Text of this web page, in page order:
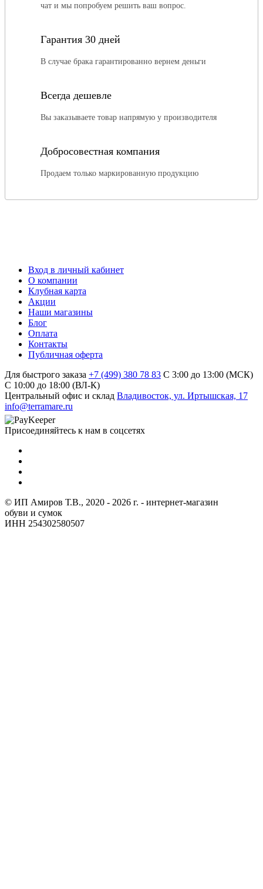
чат и мы попробуем решить ваш вопрос.
Гарантия 30 дней
В случае брака гарантированно вернем деньги
Всегда дешевле
Вы заказываете товар напрямую у производителя
Добросовестная компания
Продаем только маркированную продукцию
Вход в личный кабинет
О компании
Клубная карта
Акции
Наши магазины
Блог
Оплата
Контакты
Публичная оферта
Для быстрого заказа +7 (499) 380 78 83 С 3:00 до 13:00 (МСК)
C 10:00 до 18:00 (ВЛ-К)
Центральный офис и склад Владивосток, ул. Иртышская, 17
info@terramare.ru
Присоединяйтесь к нам в соцсетях
© ИП Амиров Т.В., 2020 - 2026 г. - интернет-магазин
обуви и сумок
ИНН 254302580507